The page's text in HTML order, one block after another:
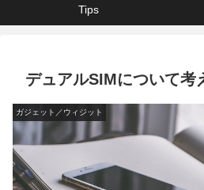
Tips
デュアルSIMについて考
ガジェット／ウィジット